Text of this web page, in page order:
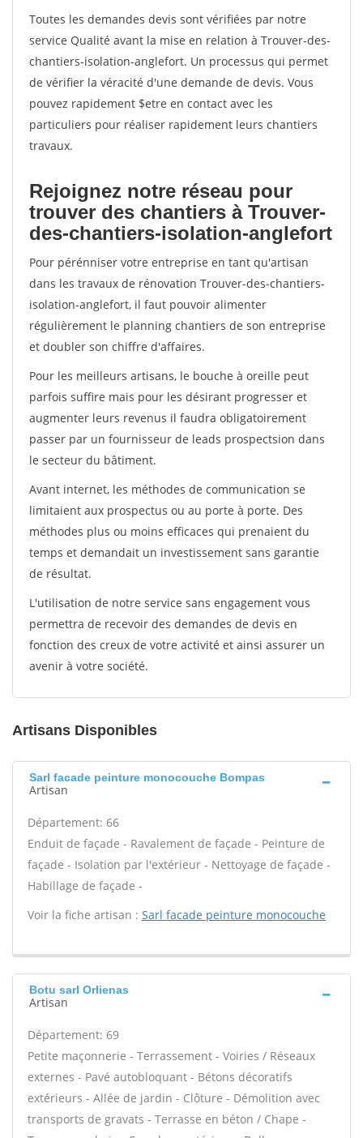
Toutes les demandes devis sont vérifiées par notre
service Qualité avant la mise en relation à Trouver-des-
chantiers-isolation-anglefort. Un processus qui permet
de vérifier la véracité d'une demande de devis. Vous
pouvez rapidement $etre en contact avec les
particuliers pour réaliser rapidement leurs chantiers
travaux.
Rejoignez notre réseau pour
trouver des chantiers à Trouver-
des-chantiers-isolation-anglefort
Pour pérénniser votre entreprise en tant qu'artisan
dans les travaux de rénovation Trouver-des-chantiers-
isolation-anglefort, il faut pouvoir alimenter
régulièrement le planning chantiers de son entreprise
et doubler son chiffre d'affaires.
Pour les meilleurs artisans, le bouche à oreille peut
parfois suffire mais pour les désirant progresser et
augmenter leurs revenus il faudra obligatoirement
passer par un fournisseur de leads prospectsion dans
le secteur du bâtiment.
Avant internet, les méthodes de communication se
limitaient aux prospectus ou au porte à porte. Des
méthodes plus ou moins efficaces qui prenaient du
temps et demandait un investissement sans garantie
de résultat.
L'utilisation de notre service sans engagement vous
permettra de recevoir des demandes de devis en
fonction des creux de votre activité et ainsi assurer un
avenir à votre société.
Artisans Disponibles
Sarl facade peinture monocouche Bompas
Artisan
Département: 66
Enduit de façade - Ravalement de façade - Peinture de
façade - Isolation par l'extérieur - Nettoyage de façade -
Habillage de façade -
Voir la fiche artisan : Sarl facade peinture monocouche
Botu sarl Orlienas
Artisan
Département: 69
Petite maçonnerie - Terrassement - Voiries / Réseaux
externes - Pavé autobloquant - Bétons décoratifs
extérieurs - Allée de jardin - Clôture - Démolition avec
transports de gravats - Terrasse en béton / Chape -